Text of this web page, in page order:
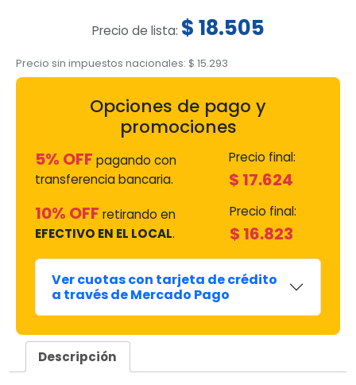
Precio de lista: $18.505
Precio sin impuestos nacionales: $ 15.293
Opciones de pago y
promociones
5% OFF pagando con
transferencia bancaria.
Precio final:
$ 17.624
10% OFF retirando en
EFECTIVO EN EL LOCAL.
Precio final:
$ 16.823
Ver cuotas con tarjeta de crédito
a través de Mercado Pago
Descripción